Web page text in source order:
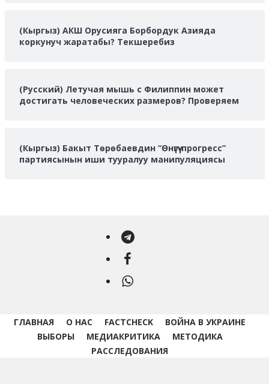
(Кыргыз) АКШ Орусияга Борбордук Азияда
коркунуч жаратабы? Текшеребиз
(Русский) Летучая мышь с Филиппин может
достигать человеческих размеров? Проверяем
(Кыргыз) Бакыт Төрөбаевдин “Өнүгүү-прогресс”
партиясынын иши тууралуу манипуляциясы
Telegram
Facebook
WhatsApp
ГЛАВНАЯ О НАС FACTCHECK
ВОЙНА В УКРАИНЕ
ВЫБОРЫ
МЕДИАКРИТИКА
МЕТОДИКА
РАССЛЕДОВАНИЯ